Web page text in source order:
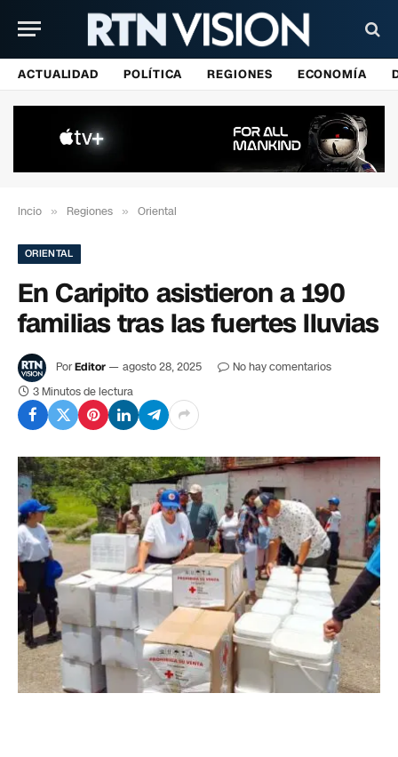
ACTUALIDAD POLÍTICA REGIONES ECONOMÍA
Incio » Regiones » Oriental
ORIENTAL
En Caripito asistieron a 190
familias tras las fuertes lluvias
PorEditor agosto 28, 2025
No hay comentarios
3 Minutos de lectura